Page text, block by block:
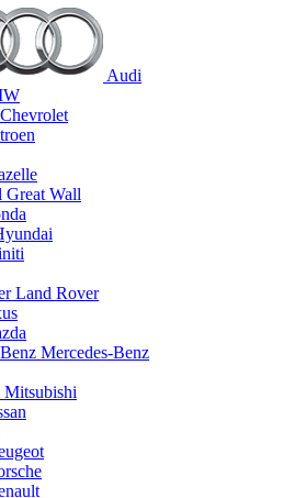
Audi
Chevrolet
Great Wall
Land Rover
Mercedes-Benz
Mitsubishi